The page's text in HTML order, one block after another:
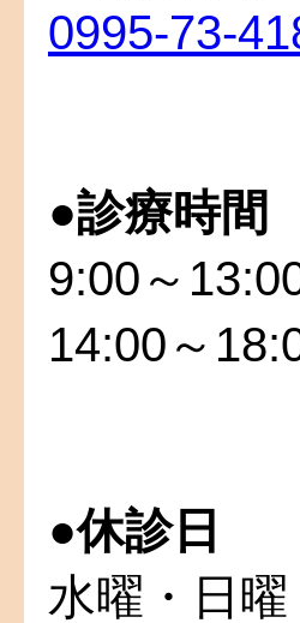
0995-73-
●診療時間
9:00～
14:00～
●休診日
水曜・日曜